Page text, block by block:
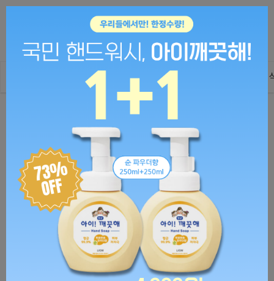
패션잡화 화장품/미용
다니엘웰링턴 DW00200023 Classic Bristol 스트
랩